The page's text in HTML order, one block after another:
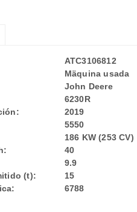
ATC3106812
Mäquina usada
John Deere
6230R
2019
5550
186 KW (253 CV)
40
9.9
(t):
15
6788